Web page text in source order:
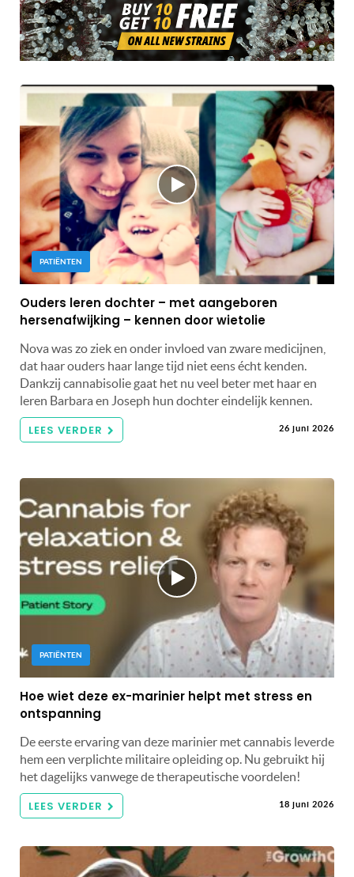
PATIËNTEN
Ouders leren dochter – met aangeboren
hersenafwijking – kennen door wietolie
Nova was zo ziek en onder invloed van zware medicijnen,
dat haar ouders haar lange tijd niet eens écht kenden.
Dankzij cannabisolie gaat het nu veel beter met haar en
leren Barbara en Joseph hun dochter eindelijk kennen.
LEES VERDER 26 juni 2026
PATIËNTEN
Hoe wiet deze ex-marinier helpt met stress en
ontspanning
De eerste ervaring van deze marinier met cannabis leverde
hem een ​​verplichte militaire opleiding op. Nu gebruikt hij
het dagelijks vanwege de therapeutische voordelen!
LEES VERDER 18 juni 2026